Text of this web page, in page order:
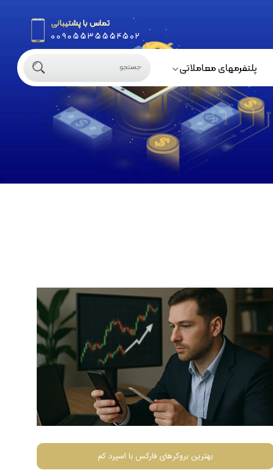
تماس با پشتیبانی
00905535554502
پلتفرمهای معاملاتی
بهترین بروکرهای فارکس با اسپرد کم